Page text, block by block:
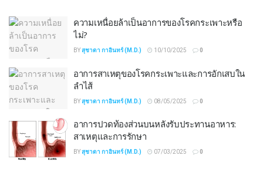
ความเหนื่อยล้าเป็นอาการของโรคกระเพาะหรือ
ไม่?
BYสุชาดา กาอินทร์ (M.D.) 10/10/2025 0
อาการสาเหตุของโรคกระเพาะและการอักเสบใน
ลำไส้
BYสุชาดา กาอินทร์ (M.D.) 08/05/2025 0
อาการปวดท้องส่วนบนหลังรับประทานอาหาร:
สาเหตุและการรักษา
BYสุชาดา กาอินทร์ (M.D.) 07/03/2025 0